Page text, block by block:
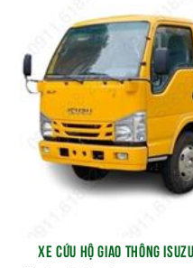
XE CỨU HỘ GIAO THÔNG